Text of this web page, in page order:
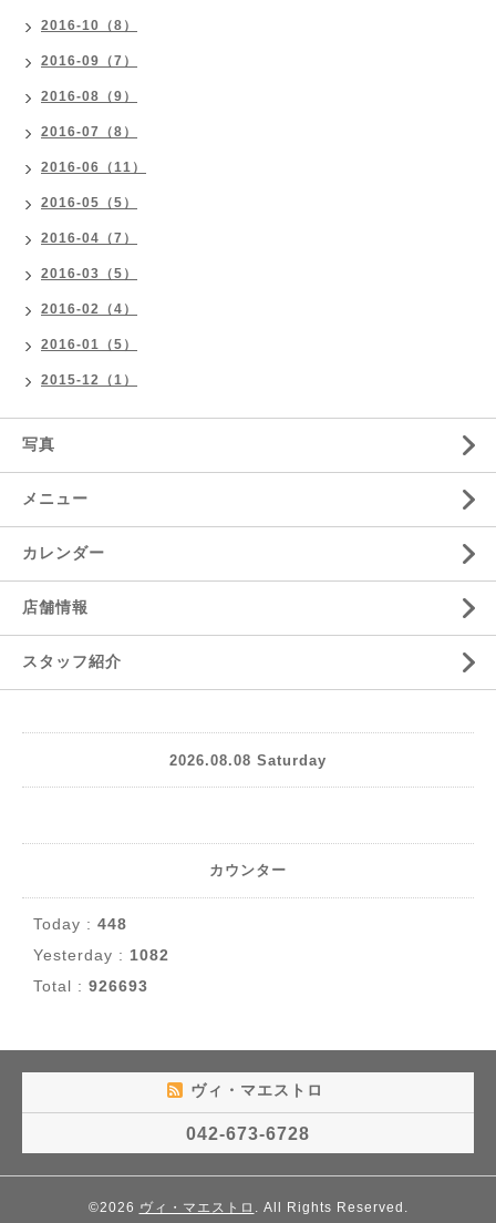
2016-10（8）
2016-09（7）
2016-08（9）
2016-07（8）
2016-06（11）
2016-05（5）
2016-04（7）
2016-03（5）
2016-02（4）
2016-01（5）
2015-12（1）
写真
メニュー
カレンダー
店舗情報
スタッフ紹介
2026.08.08 Saturday
カウンター
Today : 448
Yesterday : 1082
Total : 926693
ヴィ・マエストロ
042-673-6728
©2026 ヴィ・マエストロ . All Rights Reserved.